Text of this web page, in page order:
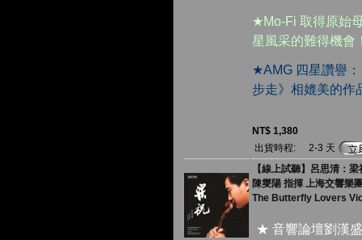
★Mo-Fi 取得原始
星風采的難得機會
★AMG 四星讚譽
步走》相媲美的作
NT$ 1,380
出貨時程:
2-3 天
【線上試聽】呂思清：
陳燮陽 指揮 上海交響樂
The Butterfly Lovers
★ 音響論壇劉漢